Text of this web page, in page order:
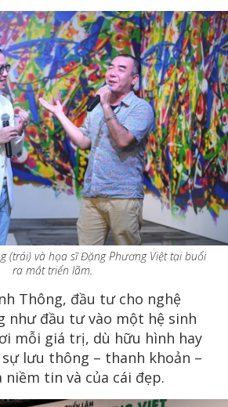
(trái) và họa sĩ Đặng Phương Việt tại buổi
ra mắt triển lãm.
Thông, đầu tư cho nghệ
như đầu tư vào một hệ sinh
mỗi giá trị, dù hữu hình hay
lưu thông – thanh khoản –
niềm tin và của cái đẹp.